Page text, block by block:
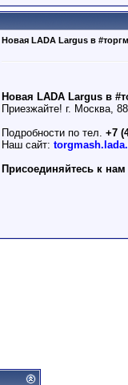
Новая LADA Largus в
Новая LADA Largus в
Приезжайте! г. Москва,
Подробности по тел. +7
Наш сайт:
Присоединяйтесь к нам